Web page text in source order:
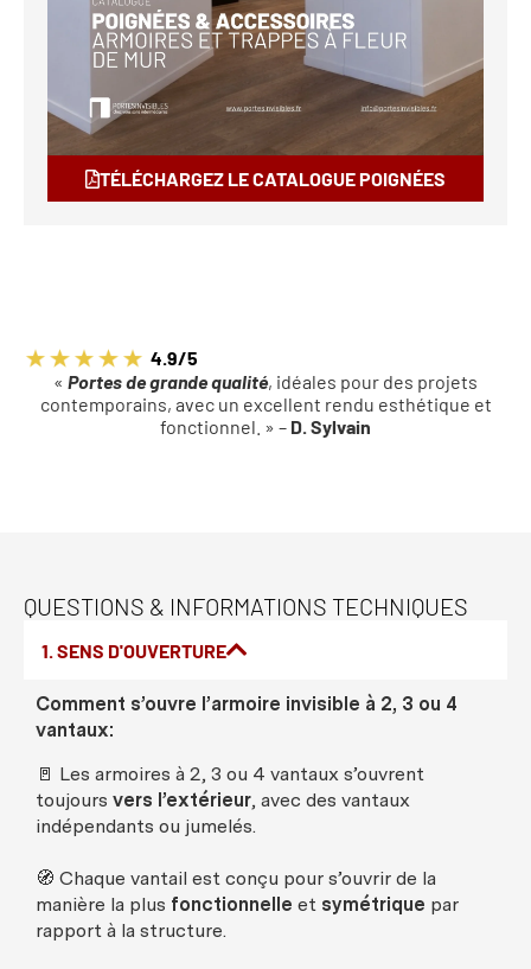
TÉLÉCHARGEZ LE CATALOGUE POIGNÉES
4.9/5
« Portes de grande qualité, idéales pour des projets
contemporains, avec un excellent rendu esthétique et
fonctionnel. » – D. Sylvain
QUESTIONS & INFORMATIONS TECHNIQUES
1. SENS D'OUVERTURE
Comment s’ouvre l’armoire invisible à 2, 3 ou 4
vantaux:
🚪 Les armoires à 2, 3 ou 4 vantaux s’ouvrent
toujours vers l’extérieur, avec des vantaux
indépendants ou jumelés.
🧭 Chaque vantail est conçu pour s’ouvrir de la
manière la plus fonctionnelle et symétrique par
rapport à la structure.